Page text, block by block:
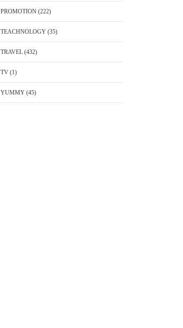
PROMOTION(222)
TEACHNOLOGY(35)
TRAVEL(432)
TV(1)
YUMMY(45)